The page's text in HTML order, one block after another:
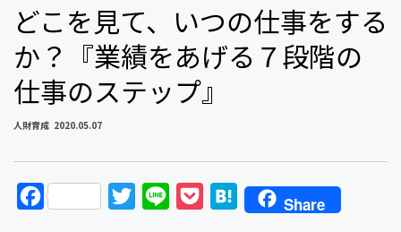
どこを見て、いつの仕事をする
か？『業績をあげる７段階の
仕事のステップ』
人財育成 2020.05.07
F
H
Share